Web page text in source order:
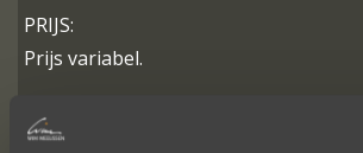
PRIJS:
Prijs variabel.
MEER INFO